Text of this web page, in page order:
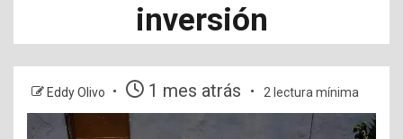
inversión
Eddy Olivo 1 mes atrás 2 lectura mínima